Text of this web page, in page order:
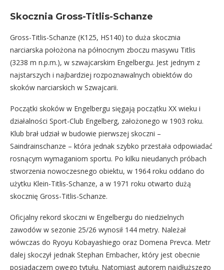
Skocznia Gross-Titlis-Schanze
Gross-Titlis-Schanze (K125, HS140) to duża skocznia
narciarska położona na północnym zboczu masywu Titlis
(3238 m n.p.m.), w szwajcarskim Engelbergu. Jest jednym z
najstarszych i najbardziej rozpoznawalnych obiektów do
skoków narciarskich w Szwajcarii.
Początki skoków w Engelbergu sięgają początku XX wieku i
działalności Sport-Club Engelberg, założonego w 1903 roku.
Klub brał udział w budowie pierwszej skoczni –
Saindrainschanze – która jednak szybko przestała odpowiadać
rosnącym wymaganiom sportu. Po kilku nieudanych próbach
stworzenia nowoczesnego obiektu, w 1964 roku oddano do
użytku Klein-Titlis-Schanze, a w 1971 roku otwarto dużą
skocznię Gross-Titlis-Schanze.
Oficjalny rekord skoczni w Engelbergu do niedzielnych
zawodów w sezonie 25/26 wynosił 144 metry. Należał
wówczas do Ryoyu Kobayashiego oraz Domena Prevca. Metr
dalej skoczył jednak Stephan Embacher, który jest obecnie
posiadaczem owego tytułu. Natomiast autorem najdłuższego